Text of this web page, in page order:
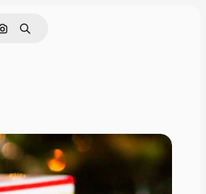
Pesquisar por imagem
Buscar